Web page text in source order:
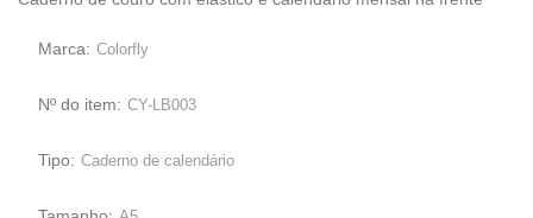
Marca: Colorfly
Nº do item: CY-LB003
Tipo: Caderno de calendário